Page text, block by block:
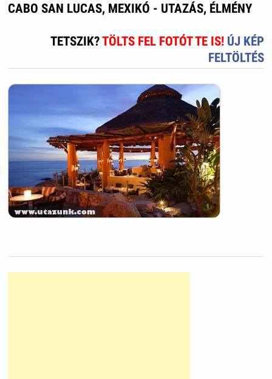
CABO SAN LUCAS, MEXIKÓ - UTAZÁS, ÉLMÉNY
TETSZIK?TÖLTS FEL FOTÓT TE IS! ÚJ KÉP
FELTÖLTÉS